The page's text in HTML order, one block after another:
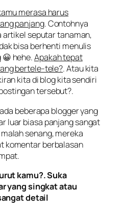
merasa harus
panjang. Contohnya
artikel seputar tanaman,
bisa berhenti menulis
hehe.Apakah tepat
bertele-tele?. Atau kita
kita di blog kita sendiri
tersebut?.
beberapa blogger yang
luar biasa panjang sangat
senang, mereka
komentar berbalasan
kamu?. Suka
yang singkat atau
detail